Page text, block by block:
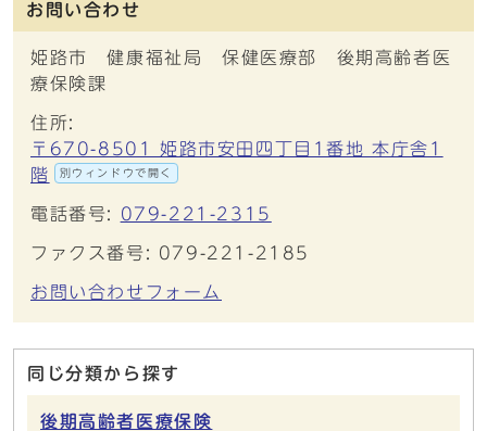
お問い合わせ
姫路市 健康福祉局 保健医療部 後期高齢者医
療保険課
住所:
〒670-8501 姫路市安田四丁目1番地 本庁舎1
階
別ウィンドウで開く
電話番号: 079-221-2315
ファクス番号: 079-221-2185
お問い合わせフォーム
同じ分類から探す
後期高齢者医療保険